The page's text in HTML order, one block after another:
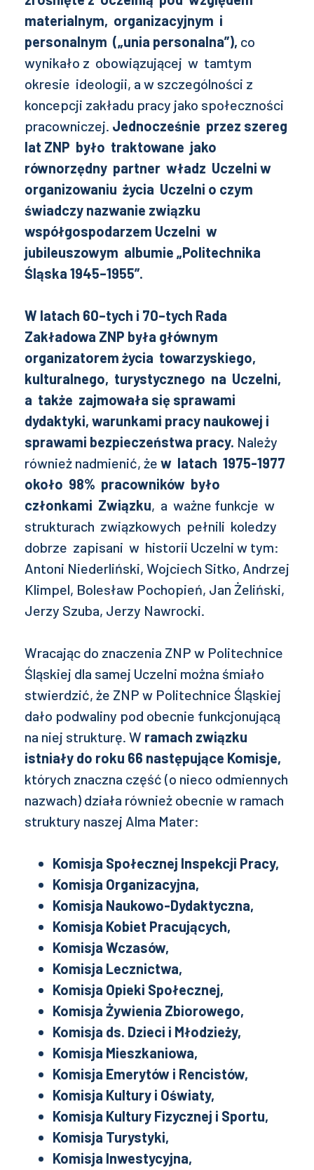
materialnym, organizacyjnym i
personalnym („unia personalna”), co
wynikało z obowiązującej w tamtym
okresie ideologii, a w szczególności z
koncepcji zakładu pracy jako społeczności
pracowniczej. Jednocześnie przez szereg
lat ZNP było traktowane jako
równorzędny partner władz Uczelni w
organizowaniu życia Uczelni o czym
świadczy nazwanie związku
współgospodarzem Uczelni w
jubileuszowym albumie „Politechnika
Śląska 1945–1955”.
W latach 60–tych i 70–tych Rada
Zakładowa ZNP była głównym
organizatorem życia towarzyskiego,
kulturalnego, turystycznego na Uczelni,
a także zajmowała się sprawami
dydaktyki, warunkami pracy naukowej i
sprawami bezpieczeństwa pracy. Należy
również nadmienić, że w latach 1975-1977
około 98% pracowników było
członkami Związku, a ważne funkcje w
strukturach związkowych pełnili koledzy
dobrze zapisani w historii Uczelni w tym:
Antoni Niederliński, Wojciech Sitko, Andrzej
Klimpel, Bolesław Pochopień, Jan Żeliński,
Jerzy Szuba, Jerzy Nawrocki.
Wracając do znaczenia ZNP w Politechnice
Śląskiej dla samej Uczelni można śmiało
stwierdzić, że ZNP w Politechnice Śląskiej
dało podwaliny pod obecnie funkcjonującą
na niej strukturę. W ramach związku
istniały do roku 66 następujące Komisje,
których znaczna część (o nieco odmiennych
nazwach) działa również obecnie w ramach
struktury naszej Alma Mater:
Komisja Społecznej Inspekcji Pracy,
Komisja Organizacyjna,
Komisja Naukowo-Dydaktyczna,
Komisja Kobiet Pracujących,
Komisja Wczasów,
Komisja Lecznictwa,
Komisja Opieki Społecznej,
Komisja Żywienia Zbiorowego,
Komisja ds. Dzieci i Młodzieży,
Komisja Mieszkaniowa,
Komisja Emerytów i Rencistów,
Komisja Kultury i Oświaty,
Komisja Kultury Fizycznej i Sportu,
Komisja Turystyki,
Komisja Inwestycyjna,